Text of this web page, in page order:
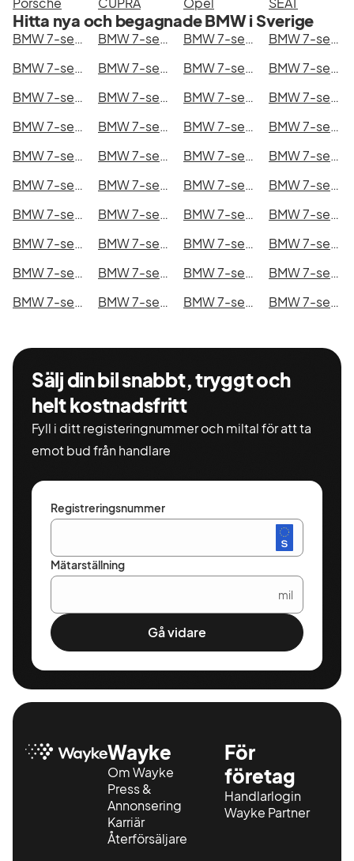
Hitta nya och begagnade BMW i Sverige
BMW 7-serie i Stockholm BMW 7-serie i Göteborg BMW 7-serie i Helsingborg
BMW 7-serie i Jönköping
BMW 7-serie i Malmö
BMW 7-serie i Örebro BMW 7-serie i Norrköping
BMW 7-serie i Linköping
BMW 7-serie i Uppsala
BMW 7-serie i Västerås BMW 7-serie i Halmstad
BMW 7-serie i Växjö
BMW 7-serie i Eskilstuna
BMW 7-serie i Kalmar BMW 7-serie i Karlskrona
BMW 7-serie i Karlstad
BMW 7-serie i Kristianstad
BMW 7-serie i Sundsvall BMW 7-serie i Umeå
BMW 7-serie i Varberg
BMW 7-serie i Borås
BMW 7-serie i Falkenberg BMW 7-serie i Gävle
BMW 7-serie i Luleå
BMW 7-serie i Lund
BMW 7-serie i Mönsterås BMW 7-serie i Uddevalla
BMW 7-serie i Västervik
BMW 7-serie i Ystad
BMW 7-serie i Östersund BMW 7-serie i Borlänge
BMW 7-serie i Kiruna
BMW 7-serie i Nyköping
BMW 7-serie i Oskarshamn BMW 7-serie i Sigtuna
BMW 7-serie i Skellefteå
BMW 7-serie i Skövde
BMW 7-serie i Trollhättan BMW 7-serie i Alingsås BMW 7-serie i Båstad
Sälj din bil snabbt, tryggt och
helt kostnadsfritt
Fyll i ditt registeringnummer och miltal för att ta
emot bud från handlare
Registreringsnummer
Mätarställning
mil
Gå vidare
Wayke
Om Wayke
Press &
Annonsering
Karriär
Återförsäljare
För
företag
Handlarlogin
Wayke Partner